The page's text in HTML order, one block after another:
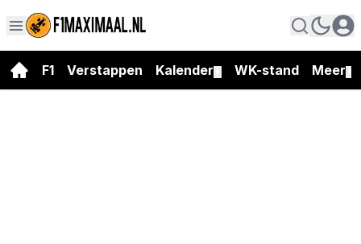
F1 Verstappen Kalender WK-stand Meer